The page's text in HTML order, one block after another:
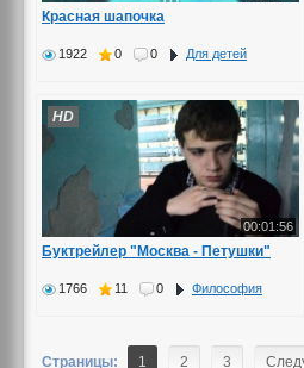
Красная шапочка
1922 0 0 Для детей
00:01:56
HD
Буктрейлер "Москва - Петушки"
1766 11 0 Философия
Страницы: 1 2 3